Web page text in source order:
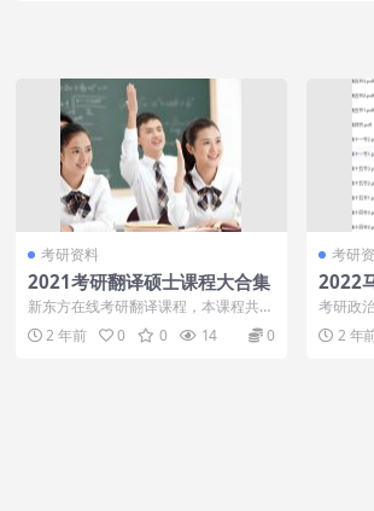
考研资料
2021考研翻译硕士课程大合集
新东方在线考研翻译课程，本课程共6
5G，VIP会员可通过百度网盘转存下载
或者在线...
2 年前 0 0 14 0
考研
2022
必考
课程
考研政
点，不
其中的
2 年